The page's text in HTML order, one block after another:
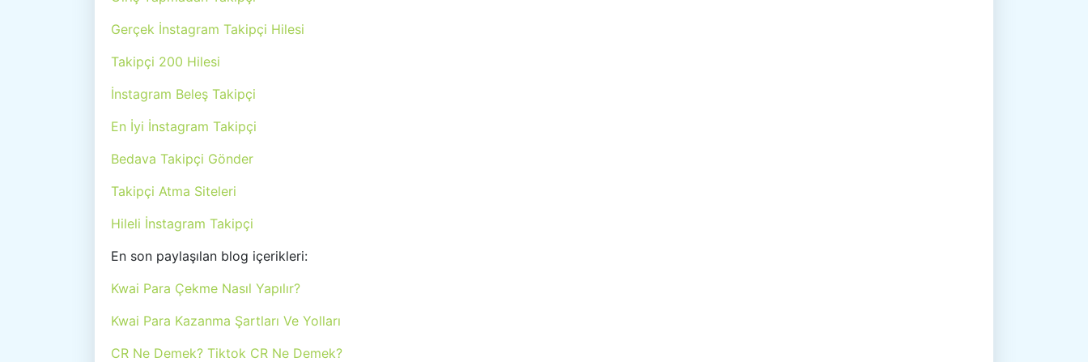
Gerçek İnstagram Takipçi Hilesi
Takipçi 200 Hilesi
İnstagram Beleş Takipçi
En İyi İnstagram Takipçi
Bedava Takipçi Gönder
Takipçi Atma Siteleri
Hileli İnstagram Takipçi
En son paylaşılan blog içerikleri:
Kwai Para Çekme Nasıl Yapılır?
Kwai Para Kazanma Şartları Ve Yolları
CR Ne Demek? Tiktok CR Ne Demek?